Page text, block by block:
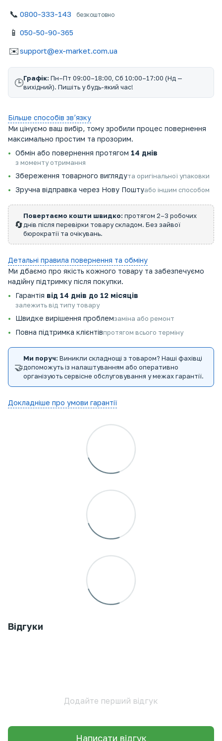
📞 0800-333-143 безкоштовно
📱 050-50-90-365
✉️support@ex-market.com.ua
🕒Графік: Пн–Пт 09:00–18:00, Сб 10:00–17:00 (Нд —
вихідний). Пишіть у будь-який час!
Більше способів звʼязку
Ми цінуємо ваш вибір, тому зробили процес повернення
максимально простим та прозорим.
Обмін або повернення протягом 14 днів
з моменту отримання
Збереження товарного виглядута оригінальної упаковки
Зручна відправка через Нову Поштуабо іншим способом
🔄
Повертаємо кошти швидко: протягом 2–3 робочих
днів після перевірки товару складом. Без зайвої
бюрократії та очікувань.
Детальні правила повернення та обміну
Ми дбаємо про якість кожного товару та забезпечуємо
надійну підтримку після покупки.
Гарантія від 14 днів до 12 місяців
залежить від типу товару
Швидке вирішення проблемзаміна або ремонт
Повна підтримка клієнтівпротягом всього терміну
🤝
Ми поруч: Виникли складнощі з товаром? Наші фахівці
допоможуть із налаштуванням або оперативно
організують сервісне обслуговування у межах гарантії.
Докладніше про умови гарантії
Відгуки
Додайте перший відгук
Написати відгук